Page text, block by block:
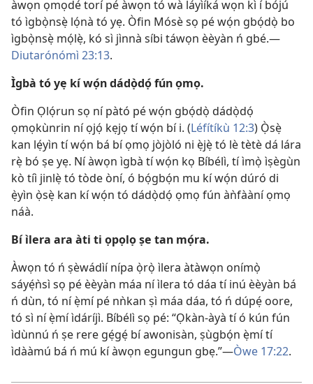
àwọn ọmọdé torí pé àwọn tó wà láyìíká wọn kì í bójú
tó ìgbọ̀nsẹ̀ lọ́nà tó yẹ. Òfin Mósè sọ pé wọ́n gbọ́dọ̀ bo
ìgbọ̀nsẹ̀ mọ́lẹ̀, kó sì jìnnà síbi táwọn èèyàn ń gbé.​—
Diutarónómì 23:13.
Ìgbà tó yẹ kí wọ́n dádọ̀dọ́ fún ọmọ.
Òfin Ọlọ́run sọ ní pàtó pé wọ́n gbọ́dọ̀ dádọ̀dọ́
ọmọkùnrin ní ọjọ́ kẹjọ tí wọ́n bí i. (Léfítíkù 12:3) Ọ̀sẹ̀
kan lẹ́yìn tí wọ́n bá bí ọmọ jòjòló ni ẹ̀jẹ̀ tó lè tètè dá lára
rẹ̀ bó ṣe yẹ. Ní àwọn ìgbà tí wọ́n kọ Bíbélì, tí ìmọ̀ ìṣègùn
kò tíì jinlẹ̀ tó tòde òní, ó bọ́gbọ́n mu kí wọ́n dúró di
ẹ̀yìn ọ̀sẹ̀ kan kí wọ́n tó dádọ̀dọ́ ọmọ fún àǹfààní ọmọ
náà.
Bí ìlera ara àti ti ọpọlọ ṣe tan mọ́ra.
Àwọn tó ń ṣèwádìí nípa ọ̀rọ̀ ìlera àtàwọn onímọ̀
sáyẹ́ǹsì sọ pé èèyàn máa ní ìlera tó dáa tí inú èèyàn bá
ń dùn, tó ní ẹ̀mí pé nǹkan ṣì máa dáa, tó ń dúpẹ́ oore,
tó sì ní ẹ̀mí ìdáríjì. Bíbélì sọ pé: “Ọkàn-àyà tí ó kún fún
ìdùnnú ń ṣe rere gẹ́gẹ́ bí awonisàn, ṣùgbọ́n ẹ̀mí tí
ìdààmú bá ń mú kí àwọn egungun gbẹ.”​—Òwe 17:22.